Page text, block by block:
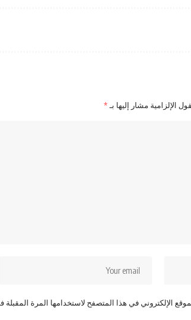
الإلزامية مشار إليها بـ*
الإلكتروني في هذا المتصفح لاستخدامها المرة المقبلة